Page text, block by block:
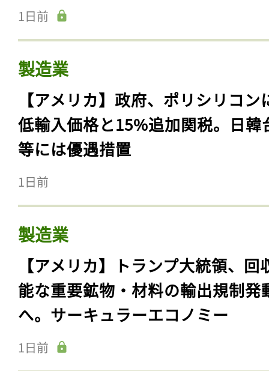
1日前
製造業
【アメリカ】政府、ポリシリコン
低輸入価格と15%追加関税。日韓
等には優遇措置
1日前
製造業
【アメリカ】トランプ大統領、回
能な重要鉱物・材料の輸出規制発
へ。サーキュラーエコノミー
1日前